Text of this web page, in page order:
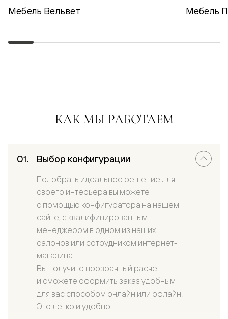
Мебель Вельвет Мебель
КАК МЫ РАБОТАЕМ
Выбор конфигурации
Подобрать идеальное решение для
своего интерьера вы можете
с помощью конфигуратора на нашем
сайте, с квалифицированным
менеджером в одном из наших
салонов или сотрудником интернет-
магазина.
Вы получите прозрачный расчет
и сможете оформить заказ удобным
для вас способом онлайн или офлайн.
Это легко и удобно.